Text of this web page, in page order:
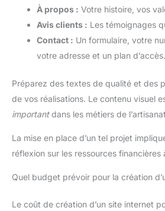
À propos : Votre histoire, vos
Avis clients : Les témoignages
Contact : Un formulaire, votre
votre adresse et un plan d’accès.
Préparez des textes de qualité et des
de vos réalisations. Le contenu visuel
importantdans les métiers de
La mise en place d’un tel projet
réflexion sur les ressources financières
Quel budget prévoir pour la création
Le coût de création d’un site internet